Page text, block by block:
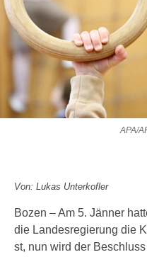
APA/
Von: Lukas Unterkofler
Bozen – Am 5. Jänner
die Landesregierung die
st, nun wird der